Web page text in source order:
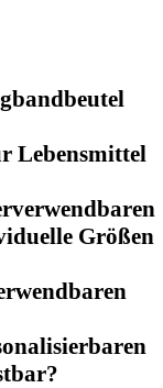
Lebensmittel
Größen